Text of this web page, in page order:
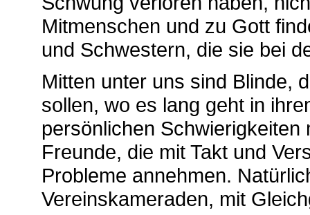
Mitmenschen und zu Gott
und Schwestern, die sie bei
Mitten unter uns sind Blinde,
sollen, wo es lang geht in
persönlichen
Freunde, die mit Takt und
Probleme annehmen.
Vereinskameraden, mit